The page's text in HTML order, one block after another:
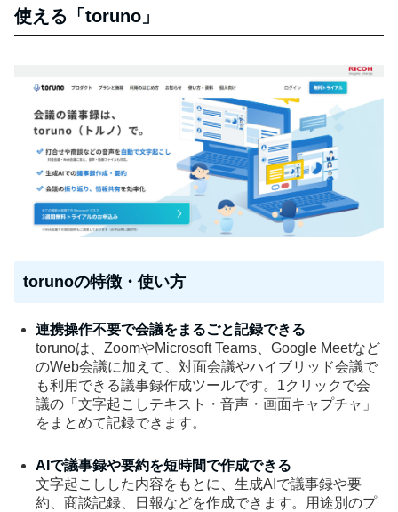
使える「toruno」
torunoの特徴・使い方
連携操作不要で会議をまるごと記録できる
torunoは、ZoomやMicrosoft Teams、Google Meetなど
のWeb会議に加えて、対面会議やハイブリッド会議で
も利用できる議事録作成ツールです。1クリックで会
議の「文字起こしテキスト・音声・画面キャプチャ」
をまとめて記録できます。
AIで議事録や要約を短時間で作成できる
文字起こしした内容をもとに、生成AIで議事録や要
約、商談記録、日報などを作成できます。用途別のプ